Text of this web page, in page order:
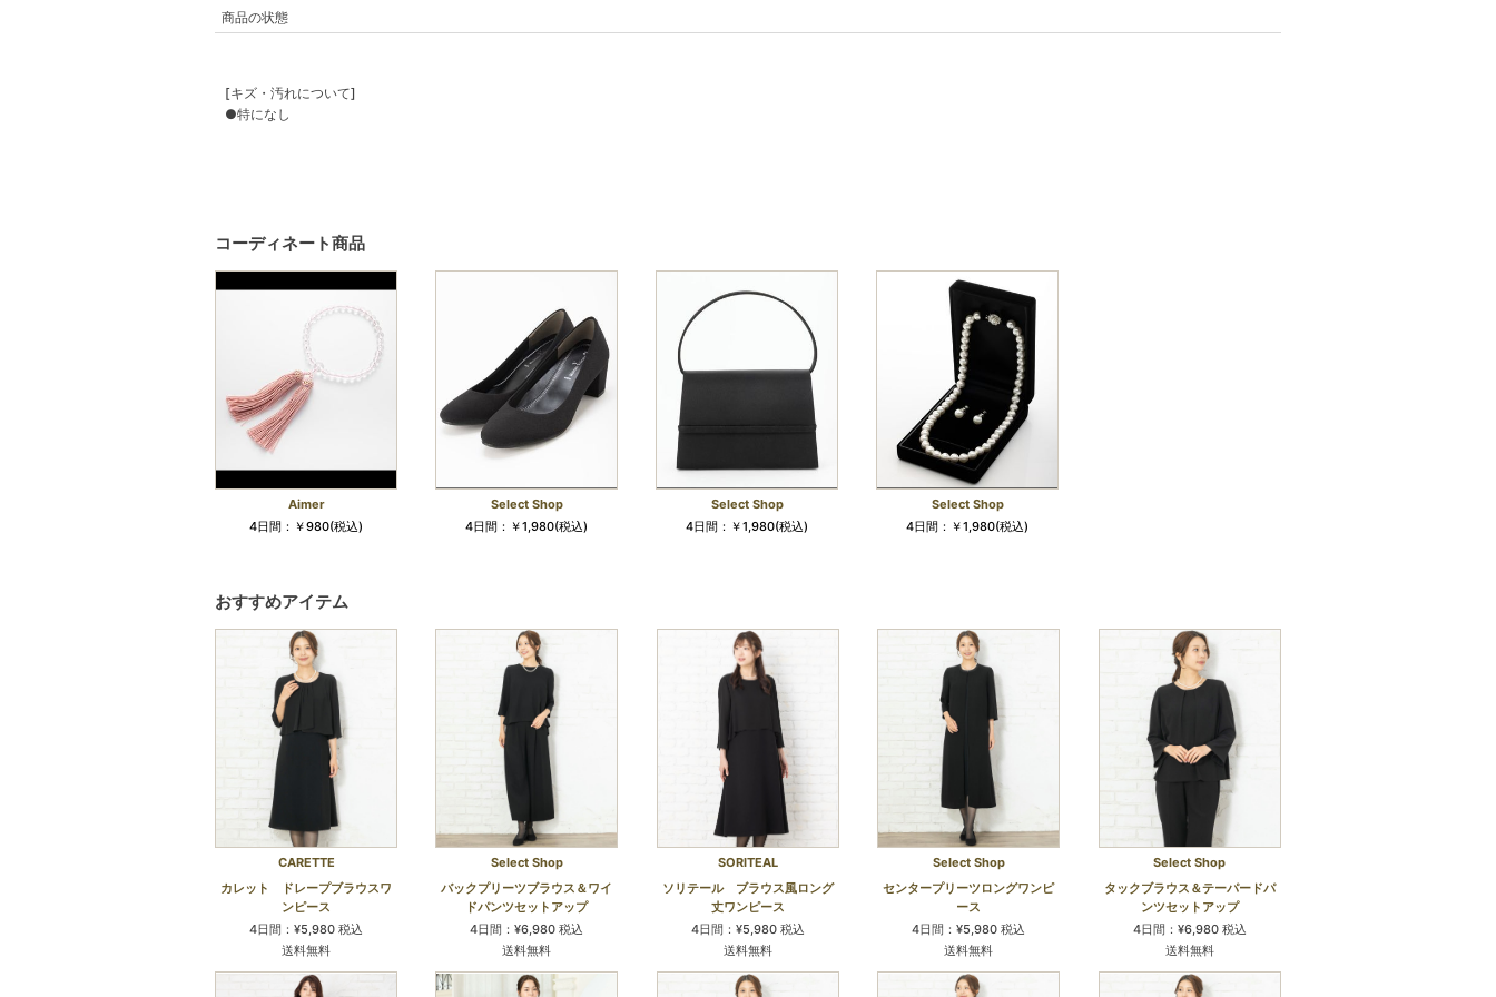
商品の状態
[キズ・汚れについて]
●特になし
コーディネート商品
Aimer
4日間：￥980(税込)
Select Shop
4日間：￥1,980(税込)
Select Shop
4日間：￥1,980(税込)
Select Shop
4日間：￥1,980(税込)
おすすめアイテム
CARETTE
カレット ドレープブラウスワ
ンピース
4日間：¥5,980 税込
送料無料
Select Shop
バックプリーツブラウス＆ワイ
ドパンツセットアップ
4日間：¥6,980 税込
送料無料
SORITEAL
ソリテール ブラウス風ロング
丈ワンピース
4日間：¥5,980 税込
送料無料
Select Shop
センタープリーツロングワンピ
ース
4日間：¥5,980 税込
送料無料
Select Shop
タックブラウス＆テーパードパ
ンツセットアップ
4日間：¥6,980 税込
送料無料